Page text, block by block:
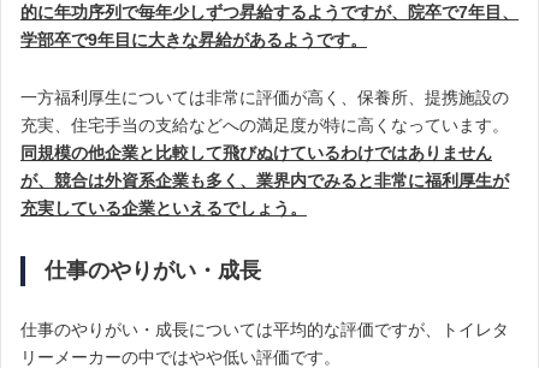
的に年功序列で毎年少しずつ昇給するようですが、院卒で7年目、
学部卒で9年目に大きな昇給があるようです。
一方福利厚生については非常に評価が高く、保養所、提携施設の
充実、住宅手当の支給などへの満足度が特に高くなっています。
同規模の他企業と比較して飛びぬけているわけではありません
が、競合は外資系企業も多く、業界内でみると非常に福利厚生が
充実している企業といえるでしょう。
仕事のやりがい・成長
仕事のやりがい・成長については平均的な評価ですが、トイレタ
リーメーカーの中ではやや低い評価です。